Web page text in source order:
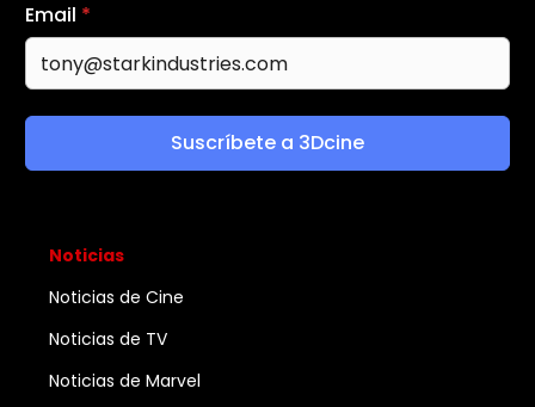
Email *
Suscríbete a 3Dcine
Noticias
Noticias de Cine
Noticias de TV
Noticias de Marvel